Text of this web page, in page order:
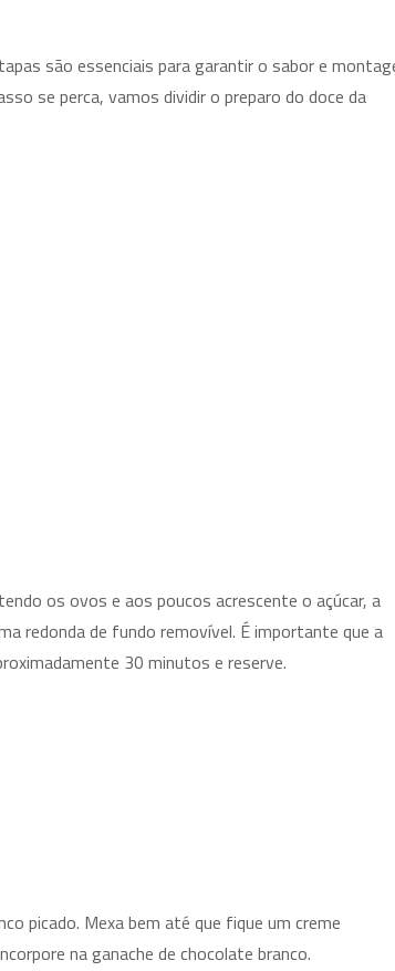
são essenciais para garantir o sabor e
se perca, vamos dividir o preparo do doce da
os ovos e aos poucos acrescente o açúcar, a
redonda de fundo removível. É importante que a
30 minutos e reserve.
picado. Mexa bem até que fique um creme
na ganache de chocolate branco.